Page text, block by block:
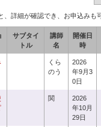
、詳細が確認でき、お申込みも
サブタイ
トル
講師
名
開催日
時
くら
のう
2026
年9月3
0日
関
2026
年10月
29日